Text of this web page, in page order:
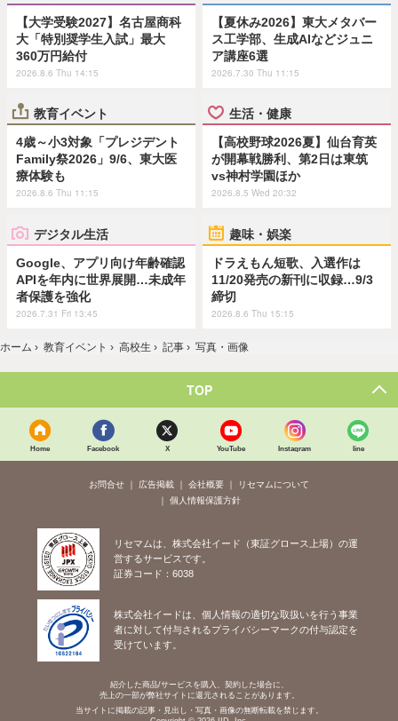
【大学受験2027】名古屋商科
大「特別奨学生入試」最大
360万円給付
2026.8.6 Thu 14:15
【夏休み2026】東大メタバー
ス工学部、生成AIなどジュニ
ア講座6選
2026.7.30 Thu 11:15
教育イベント
4歳～小3対象「プレジデント
Family祭2026」9/6、東大医
療体験も
2026.8.6 Thu 11:15
生活・健康
【高校野球2026夏】仙台育英
が開幕戦勝利、第2日は東筑
vs神村学園ほか
2026.8.5 Wed 20:32
デジタル生活
Google、アプリ向け年齢確認
APIを年内に世界展開…未成年
者保護を強化
2026.7.31 Fri 13:45
趣味・娯楽
ドラえもん短歌、入選作は
11/20発売の新刊に収録…9/3
締切
2026.8.6 Thu 15:15
ホーム › 教育イベント › 高校生 › 記事 › 写真・画像
TOP
Home Facebook X YouTube Instagram line
お問合せ 広告掲載 会社概要
リセマムについて
個人情報保護方針
リセマムは、株式会社イード（東証グロース上場）の運
営するサービスです。
証券コード：6038
株式会社イードは、個人情報の適切な取扱いを行う事業
者に対して付与されるプライバシーマークの付与認定を
受けています。
紹介した商品/サービスを購入、契約した場合に、
売上の一部が弊社サイトに還元されることがあります。
当サイトに掲載の記事・見出し・写真・画像の無断転載を禁じます。